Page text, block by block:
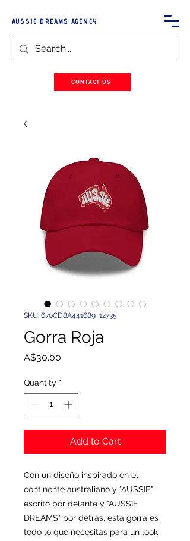
AUSSIE DREAMS AGENCY
CONTACT US
SKU: 670CD8A441689_12735
Gorra Roja
A$30.00
Quantity *
Add to Cart
Con un diseño inspirado en el
continente australiano y "AUSSIE"
escrito por delante y "AUSSIE
DREAMS" por detrás, esta gorra es
todo lo que necesitas para un look